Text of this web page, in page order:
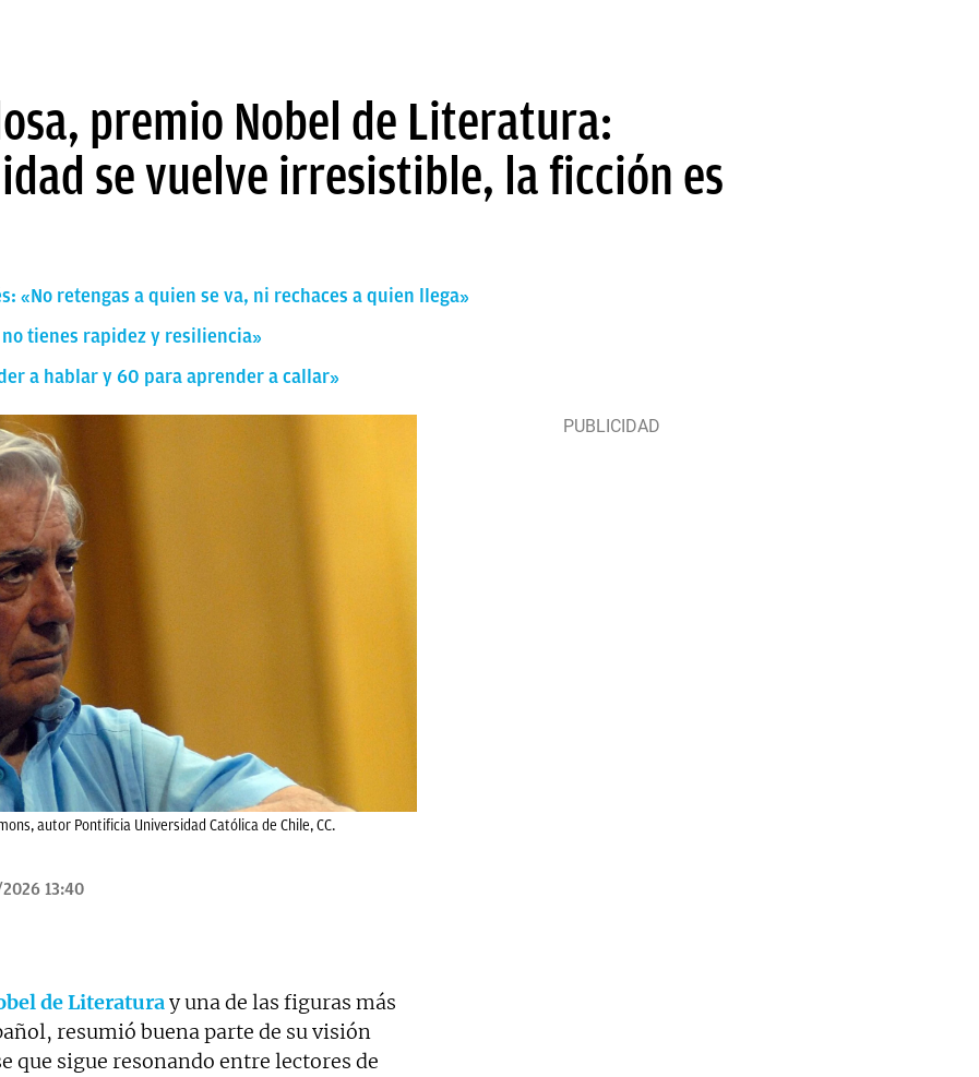
premio Nobel de Literatura:
se vuelve irresistible, la ficción es
«No retengas a quien se va, ni rechaces a quien llega»
tienes rapidez y resiliencia»
a hablar y 60 para aprender a callar»
autor Pontificia Universidad Católica de Chile, CC.
13:40
de Literaturay una de las figuras más
resumió buena parte de su visión
que sigue resonando entre lectores de